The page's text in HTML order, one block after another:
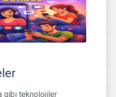
gibi teknolojiler